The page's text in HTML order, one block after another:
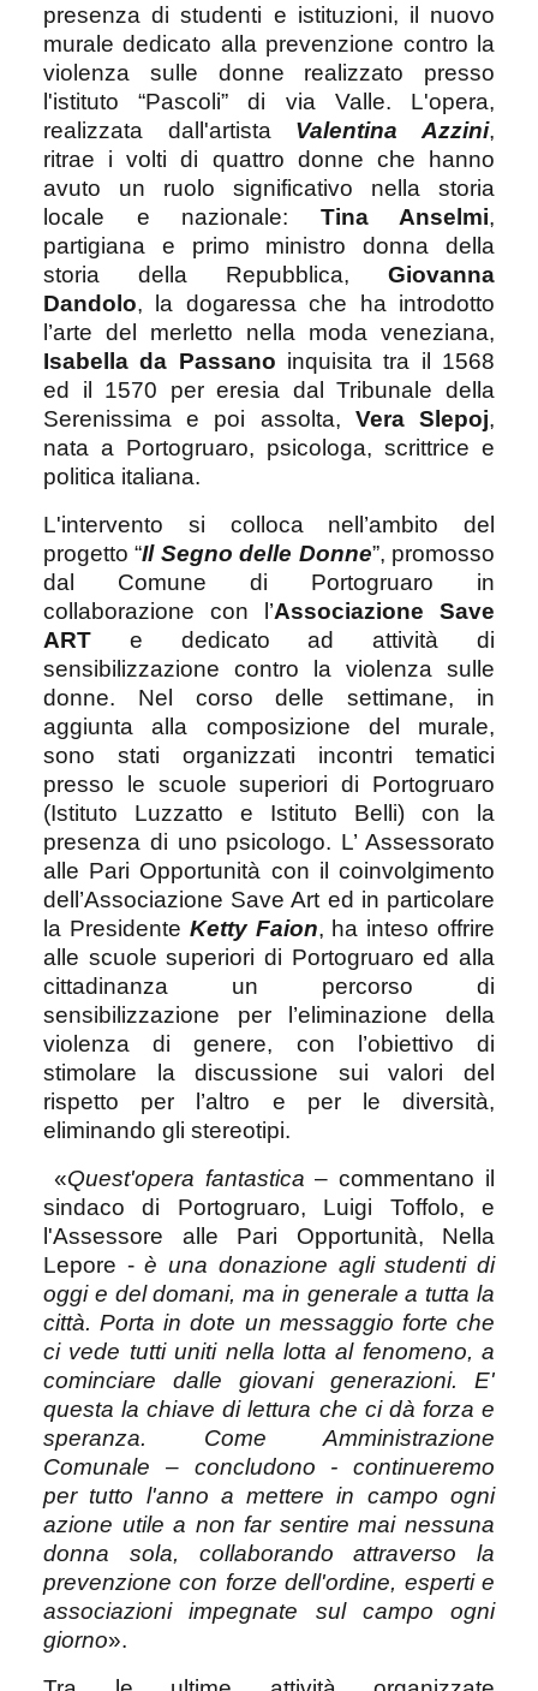
presenza di studenti e istituzioni, il nuovo
murale dedicato alla prevenzione contro la
violenza sulle donne realizzato presso
l'istituto “Pascoli” di via Valle. L'opera,
realizzata dall'artista Valentina Azzini,
ritrae i volti di quattro donne che hanno
avuto un ruolo significativo nella storia
locale e nazionale: Tina Anselmi,
partigiana e primo ministro donna della
storia della Repubblica, Giovanna
Dandolo, la dogaressa che ha introdotto
l’arte del merletto nella moda veneziana,
Isabella da Passano inquisita tra il 1568
ed il 1570 per eresia dal Tribunale della
Serenissima e poi assolta, Vera Slepoj,
nata a Portogruaro, psicologa, scrittrice e
politica italiana.
L'intervento si colloca nell’ambito del
progetto “Il Segno delle Donne”, promosso
dal Comune di Portogruaro in
collaborazione con l’Associazione Save
ART e dedicato ad attività di
sensibilizzazione contro la violenza sulle
donne. Nel corso delle settimane, in
aggiunta alla composizione del murale,
sono stati organizzati incontri tematici
presso le scuole superiori di Portogruaro
(Istituto Luzzatto e Istituto Belli) con la
presenza di uno psicologo. L’ Assessorato
alle Pari Opportunità con il coinvolgimento
dell’Associazione Save Art ed in particolare
la Presidente Ketty Faion, ha inteso offrire
alle scuole superiori di Portogruaro ed alla
cittadinanza un percorso di
sensibilizzazione per l’eliminazione della
violenza di genere, con l’obiettivo di
stimolare la discussione sui valori del
rispetto per l’altro e per le diversità,
eliminando gli stereotipi.
«Quest'opera fantastica – commentano il
sindaco di Portogruaro, Luigi Toffolo, e
l'Assessore alle Pari Opportunità, Nella
Lepore -è una donazione agli studenti di
oggi e del domani, ma in generale a tutta la
città. Porta in dote un messaggio forte che
ci vede tutti uniti nella lotta al fenomeno, a
cominciare dalle giovani generazioni. E'
questa la chiave di lettura che ci dà forza e
speranza. Come Amministrazione
Comunale – concludono - continueremo
per tutto l'anno a mettere in campo ogni
azione utile a non far sentire mai nessuna
donna sola, collaborando attraverso la
prevenzione con forze dell'ordine, esperti e
associazioni impegnate sul campo ogni
giorno».